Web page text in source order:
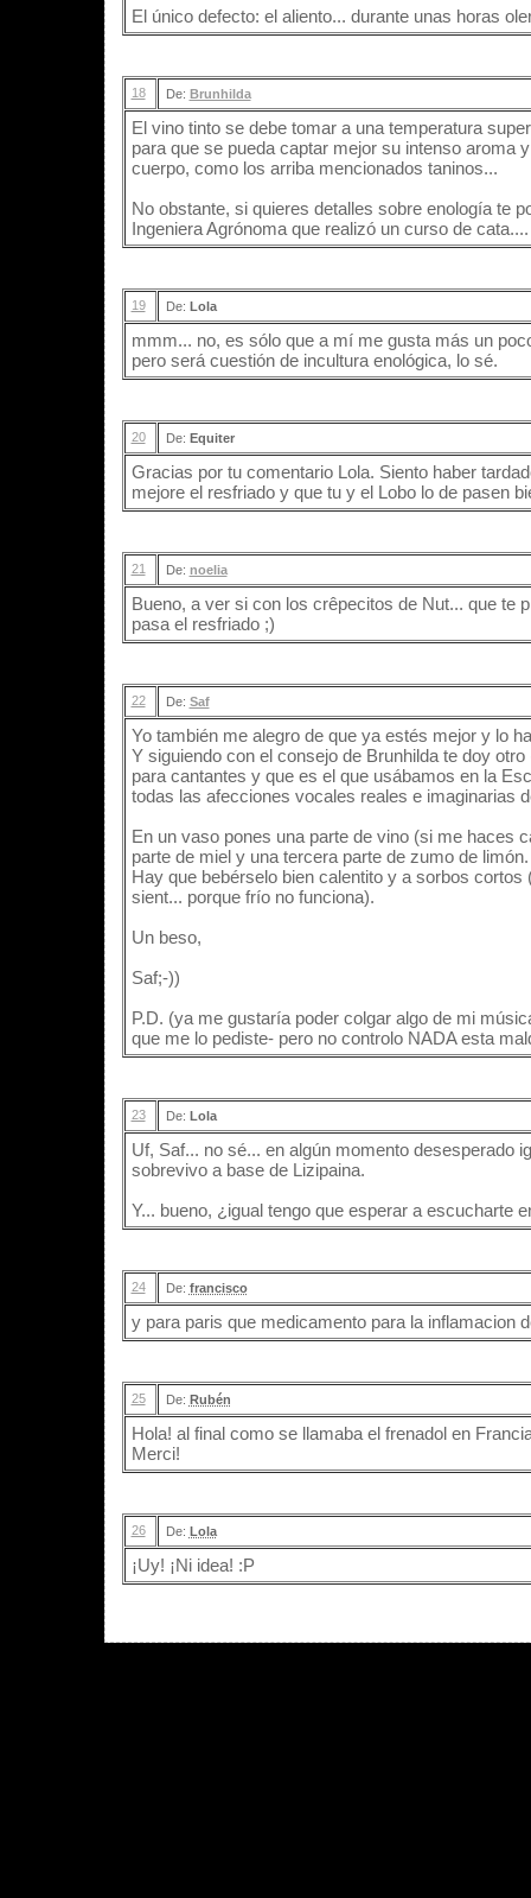
El único defecto: el aliento... durante unas horas
18 De: Brunhilda
El vino tinto se debe tomar a una temperatura
para que se pueda captar mejor su intenso aroma
cuerpo, como los arriba mencionados taninos...
No obstante, si quieres detalles sobre enología te
Ingeniera Agrónoma que realizó un curso de cata....
19 De: Lola
mmm... no, es sólo que a mí me gusta más un
pero será cuestión de incultura enológica, lo sé.
20 De: Equiter
Gracias por tu comentario Lola. Siento haber
mejore el resfriado y que tu y el Lobo lo de pasen
21 De: noelia
Bueno, a ver si con los crêpecitos de Nut... que te
pasa el resfriado ;)
22 De: Saf
Yo también me alegro de que ya estés mejor y lo
Y siguiendo con el consejo de Brunhilda te doy
para cantantes y que es el que usábamos en la
todas las afecciones vocales reales e imaginarias
En un vaso pones una parte de vino (si me haces
parte de miel y una tercera parte de zumo de limón.
Hay que bebérselo bien calentito y a sorbos cortos
sient... porque frío no funciona).
Un beso,
Saf;-))
P.D. (ya me gustaría poder colgar algo de mi
que me lo pediste- pero no controlo NADA esta
23 De: Lola
Uf, Saf... no sé... en algún momento desesperado
sobrevivo a base de Lizipaina.
Y... bueno, ¿igual tengo que esperar a escucharte
24 De: francisco
y para paris que medicamento para la inflamacion
25 De: Rubén
Hola! al final como se llamaba el frenadol en
Merci!
26 De: Lola
¡Uy! ¡Ni idea! :P